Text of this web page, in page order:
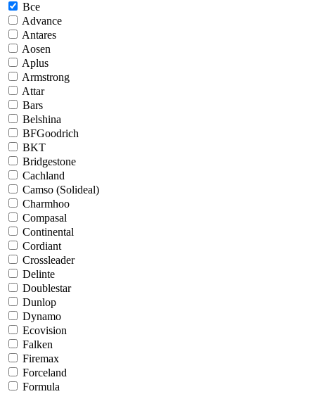
Все
Advance
Antares
Aosen
Aplus
Armstrong
Attar
Bars
Belshina
BFGoodrich
BKT
Bridgestone
Cachland
Camso (Solideal)
Charmhoo
Compasal
Continental
Cordiant
Crossleader
Delinte
Doublestar
Dunlop
Dynamo
Ecovision
Falken
Firemax
Forceland
Formula